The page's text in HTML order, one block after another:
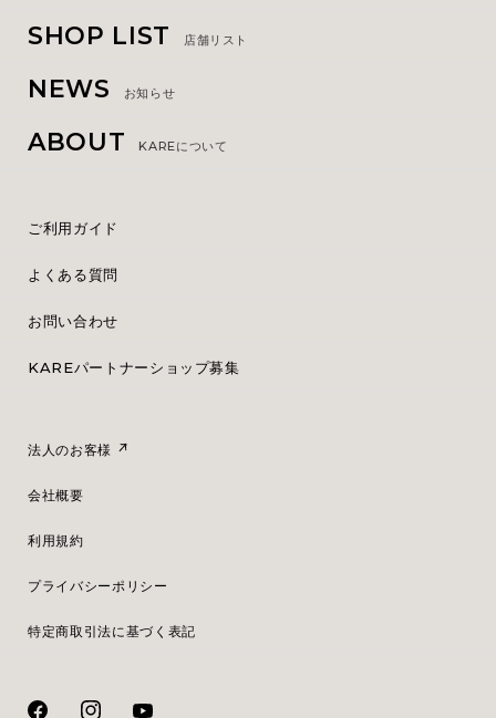
SHOP LIST 店舗リスト
NEWS お知らせ
ABOUT KAREについて
ご利用ガイド
よくある質問
お問い合わせ
KAREパートナーショップ募集
法人のお客様
会社概要
利用規約
プライバシーポリシー
特定商取引法に基づく表記